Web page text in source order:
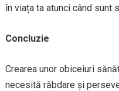
în viața ta atunci când sunt
Concluzie
Crearea unor obiceiuri
necesită răbdare și